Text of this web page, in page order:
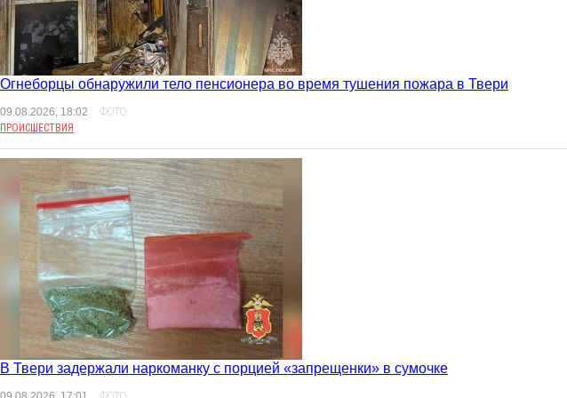
Огнеборцы обнаружили тело пенсионера во время тушения пожара в Твери
09.08.2026, 18:02
ФОТО
ПРОИСШЕСТВИЯ
В Твери задержали наркоманку с порцией «запрещенки» в сумочке